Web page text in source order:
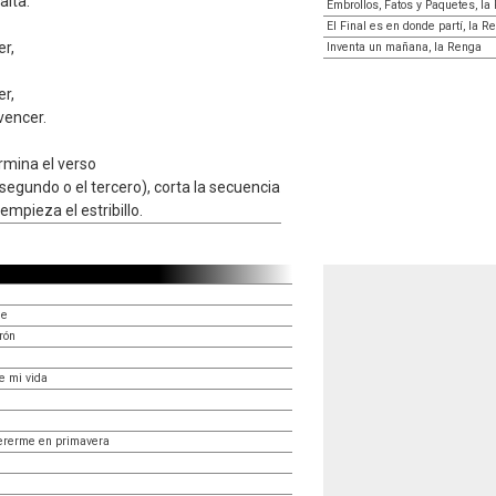
el verso
o el tercero), corta la secuencia
el estribillo.
Embrollos, Fatos y Paquetes, la
El Final es en donde partí, la
Inventa un mañana, la Renga
mi vida
en primavera